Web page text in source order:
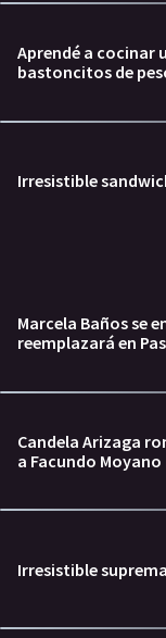
Aprendé a cocinar
bastoncitos de
Irresistible
Marcela Baños se
reemplazará en
Candela Arizaga
a Facundo Moyano
Irresistible